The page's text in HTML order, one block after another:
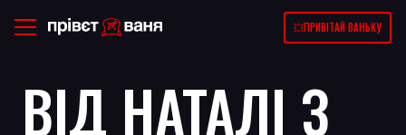
💥ПРИВІТАЙ ВАНЬКУ
ВІД НАТАЛІ З